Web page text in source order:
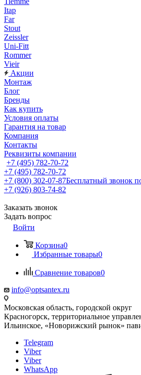
Itap
Far
Stout
Zeissler
Uni-Fitt
Rommer
Vieir
Акции
Монтаж
Блог
Бренды
Как купить
Условия оплаты
Гарантия на товар
Компания
Контакты
Реквизиты компании
+7 (495) 782-70-72
+7 (495) 782-70-72
+7 (800) 302-07-87Бесплатный звонок
+7 (926) 803-74-82
Заказать звонок
Задать вопрос
Войти
Корзина0
Избранные товары0
Сравнение товаров0
info@optsantex.ru
Московская область, городской округ
Красногорск, территориальное
Ильинское, «Новорижский рынок»
Telegram
Viber
Viber
WhatsApp